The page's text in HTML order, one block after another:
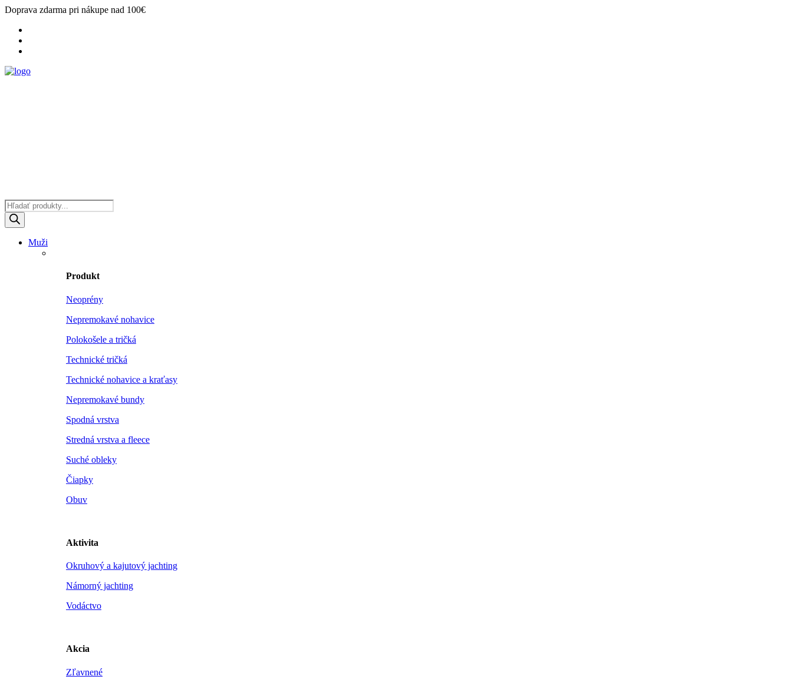
Doprava zdarma pri nákupe nad 100€
Products
search
Muži
Produkt
Neoprény
Nepremokavé nohavice
Polokošele a tričká
Technické tričká
Technické nohavice a kraťasy
Nepremokavé bundy
Spodná vrstva
Stredná vrstva a fleece
Suché obleky
Čiapky
Obuv
Aktivita
Okruhový a kajutový jachting
Námorný jachting
Vodáctvo
Akcia
Zľavnené